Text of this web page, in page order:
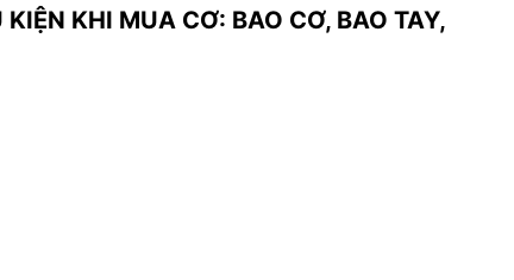
KIỆN KHI MUA CƠ: BAO CƠ, BAO TAY,